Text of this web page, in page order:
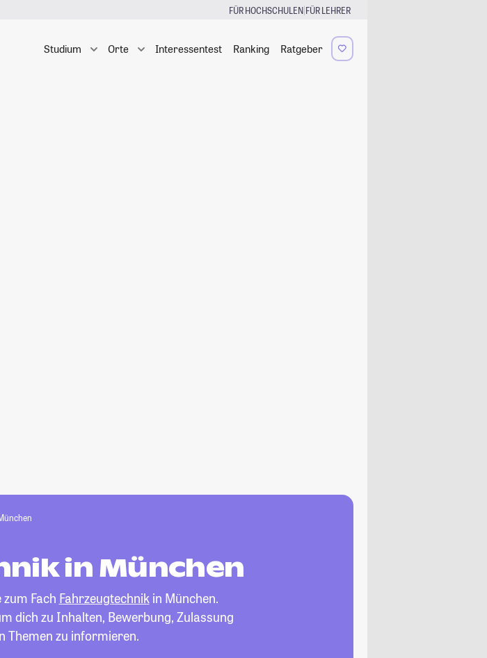
FÜR HOCHSCHULEN|FÜR LEHRER
Studium Orte Interessentest Ranking Ratgeber
in München
Fach Fahrzeugtechnikin München.
dich zu Inhalten, Bewerbung, Zulassung
Themen zu informieren.